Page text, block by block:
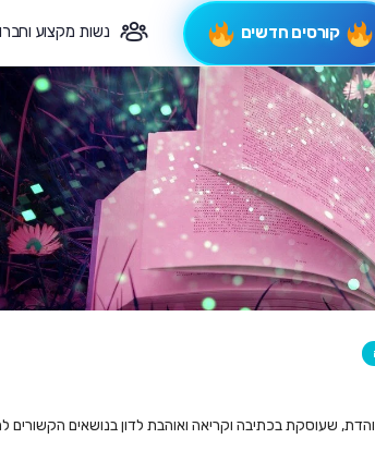
קורסים חדשים נשות מקצוע
צרי קשר
שעוסקת בכתיבה וקריאה ואוהבת לדון בנושאים הקשורים